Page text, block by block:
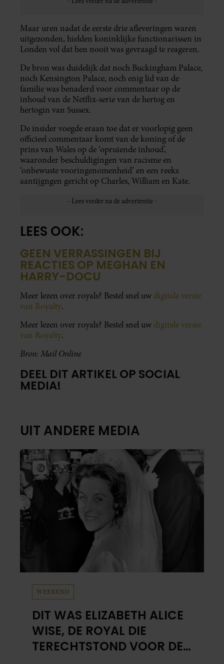
Maar uren nadat de eerste drie afleveringen waren
uitgezonden, hielden koninklijke functionarissen in
Londen vol dat hen nooit was gevraagd te reageren.
De bron was duidelijk dat noch Buckingham Palace,
noch Kensington Palace, noch enig lid van de
familie was benaderd voor commentaar op de
inhoud van de Netflix-serie van de hertog en
hertogin van Sussex.
De insider voegde eraan toe dat er voorlopig geen
officieel commentaar komt van de koning of de
prins van Wales op de ‘opruiende inhoud’,
waaronder beschuldigingen van racisme en
‘onbewuste vooringenomenheid’ en een reeks
aantijgngen gericht op Charles, William en Kate.
LEES OOK:
GEEN VERRASSINGEN BIJ
REACTIES OP MEGHAN EN
HARRY-DOCU
Meer lezen over royals? Bestel snel uw digitale versie
van Royalty.
Meer lezen over royals? Bestel snel uw digitale versie
van Royalty.
Bron: Mail Online
DEEL DIT ARTIKEL OP SOCIAL
MEDIA!
UIT ANDERE MEDIA
WEEKEND
DIT WAS ELIZABETH ALICE
WISE, DE ROYAL DIE
TERECHTSTOND VOOR DE